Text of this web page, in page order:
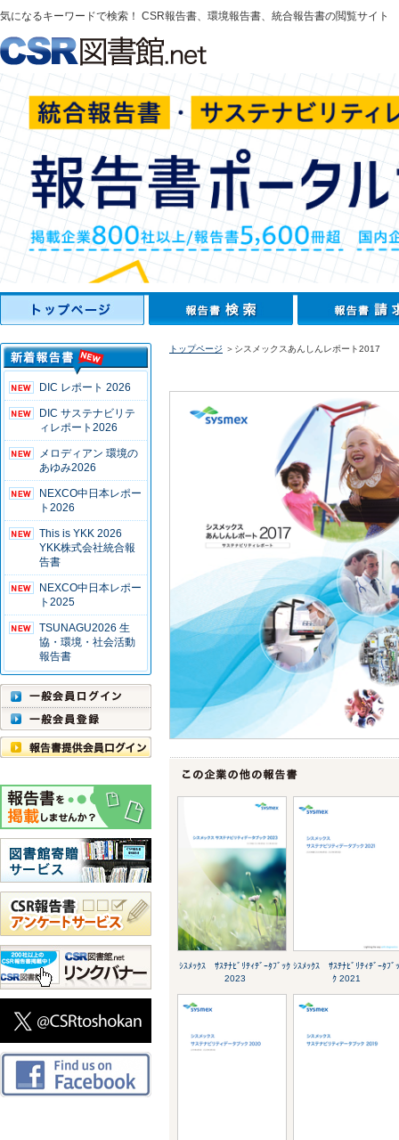
気になるキーワードで検索！ CSR報告書、環境報告書、統合報告書の閲覧サイト
DIC レポート 2026
DIC サステナビリテ
ィレポート2026
メロディアン 環境の
あゆみ2026
NEXCO中日本レポー
ト2026
This is YKK 2026
YKK株式会社統合報
告書
NEXCO中日本レポー
ト2025
TSUNAGU2026 生
協・環境・社会活動
報告書
トップページ ＞シスメックスあんしんレポート2017
ｼｽﾒｯｸｽ ｻｽﾃﾅﾋﾞﾘﾃｨﾃﾞｰﾀﾌﾞｯｸ
2023
ｼｽﾒｯｸｽ ｻｽﾃﾅﾋﾞﾘﾃｨﾃﾞｰﾀﾌﾞ
ｸ 2021